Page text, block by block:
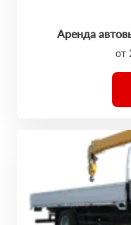
Аренда
от